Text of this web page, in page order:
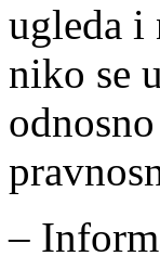
ugleda i
niko se
–